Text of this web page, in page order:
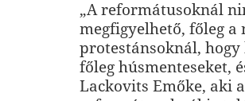
„A reformátusoknál
megfigyelhető, főleg a
protestánsoknál,
főleg húsmenteseket,
Lackovits Emőke, aki